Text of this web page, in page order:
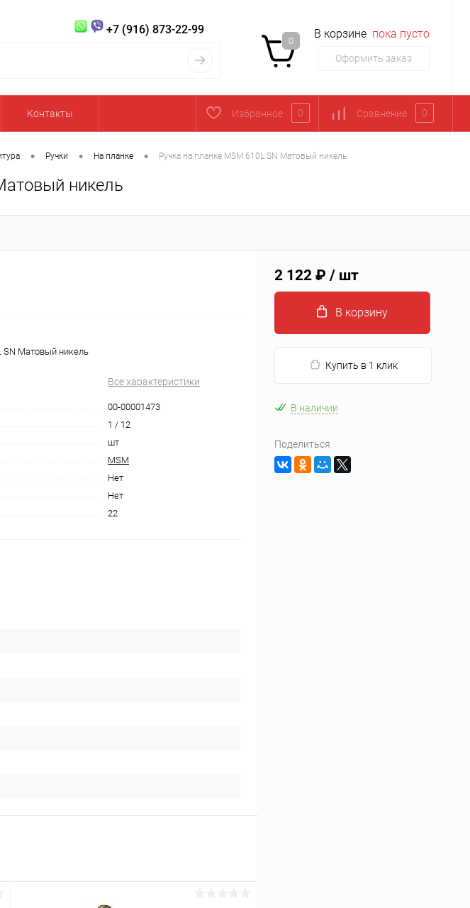
+7 (916) 873-22-99
0
В корзине пока пусто
Оформить заказ
Контакты Избранное 0 Сравнение 0
• Ручки • На планке • Ручка на планке MSM 610L SN Матовый никель
никель
SN Матовый никель
Все характеристики
00-00001473
1 / 12
шт
MSM
Нет
Нет
22
2 122 ₽ / шт
В корзину
Купить в 1 клик
В наличии
Поделиться